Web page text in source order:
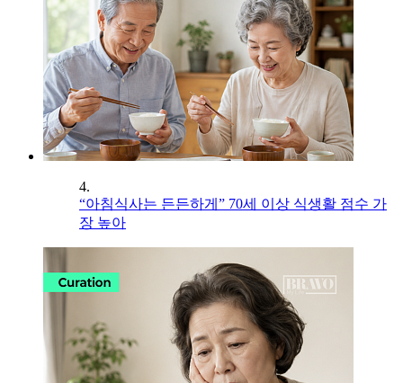
4.
“아침식사는 든든하게” 70세 이상 식생활 점수 가
장 높아